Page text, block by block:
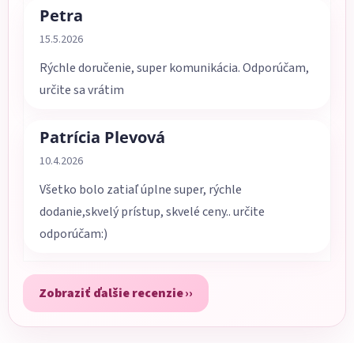
Petra
Hodnotenie obchodu je 5 z 5 hviezdičiek.
15.5.2026
Rýchle doručenie, super komunikácia. Odporúčam,
určite sa vrátim
Patrícia Plevová
Hodnotenie obchodu je 5 z 5 hviezdičiek.
10.4.2026
Všetko bolo zatiaľ úplne super, rýchle
dodanie,skvelý prístup, skvelé ceny.. určite
odporúčam:)
Zobraziť ďalšie recenzie